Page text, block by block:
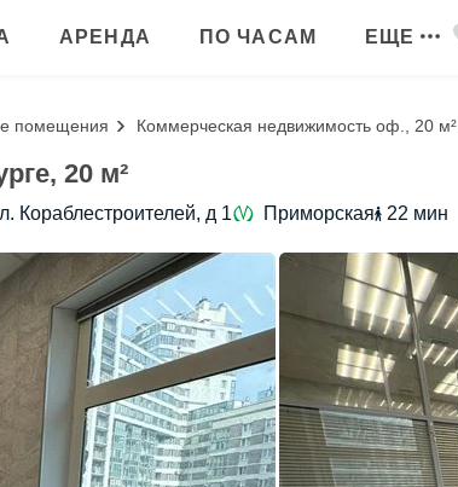
АРЕНДА ПО ЧАСАМ ЕЩЕ
помещения Коммерческая недвижимость оф., 20 м²
20 м²
Кораблестроителей, д 1 Приморская 22 мин